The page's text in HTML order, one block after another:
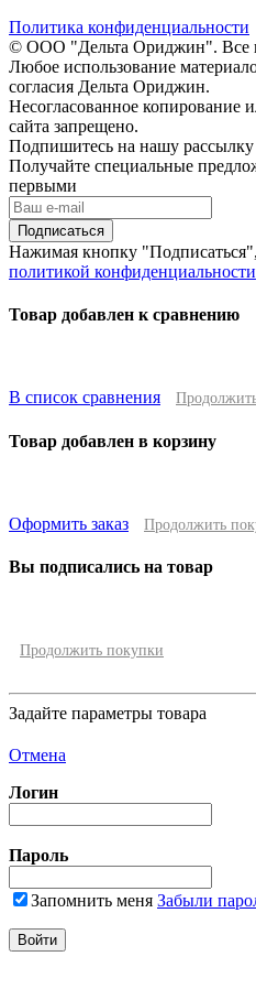
Политика конфиденциальности
© ООО "Дельта Ориджин". Все
Любое использование
согласия Дельта Ориджин.
Несогласованное копирование
сайта запрещено.
Подпишитесь на нашу рассылку
Получайте специальные
первыми
Подписаться
Нажимая кнопку
политикой конфиденциальности
Товар добавлен к сравнению
В список сравнения
Товар добавлен в корзину
Оформить заказ Продолжить
Вы подписались на товар
Продолжить покупки
Задайте параметры товара
Отмена
Логин
Пароль
Запомнить меня Забыли